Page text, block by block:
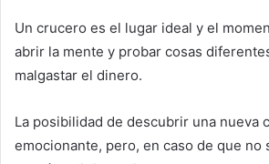
Un crucero es el lugar ideal y el
abrir la mente y probar cosas
malgastar el dinero.
La posibilidad de descubrir una nueva
emocionante, pero, en caso de que no